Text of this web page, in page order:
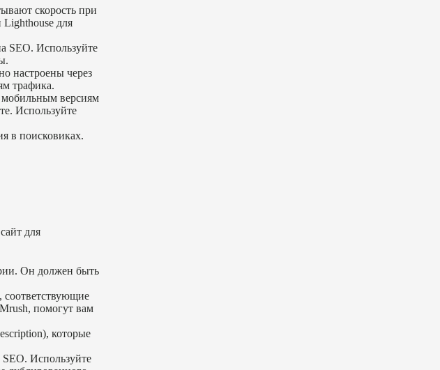
скорость при
для
SEO. Используйте
настроены через
трафика.
версиям
Используйте
в поисковиках.
для
Он должен быть
соответствующие
помогут вам
которые
Используйте